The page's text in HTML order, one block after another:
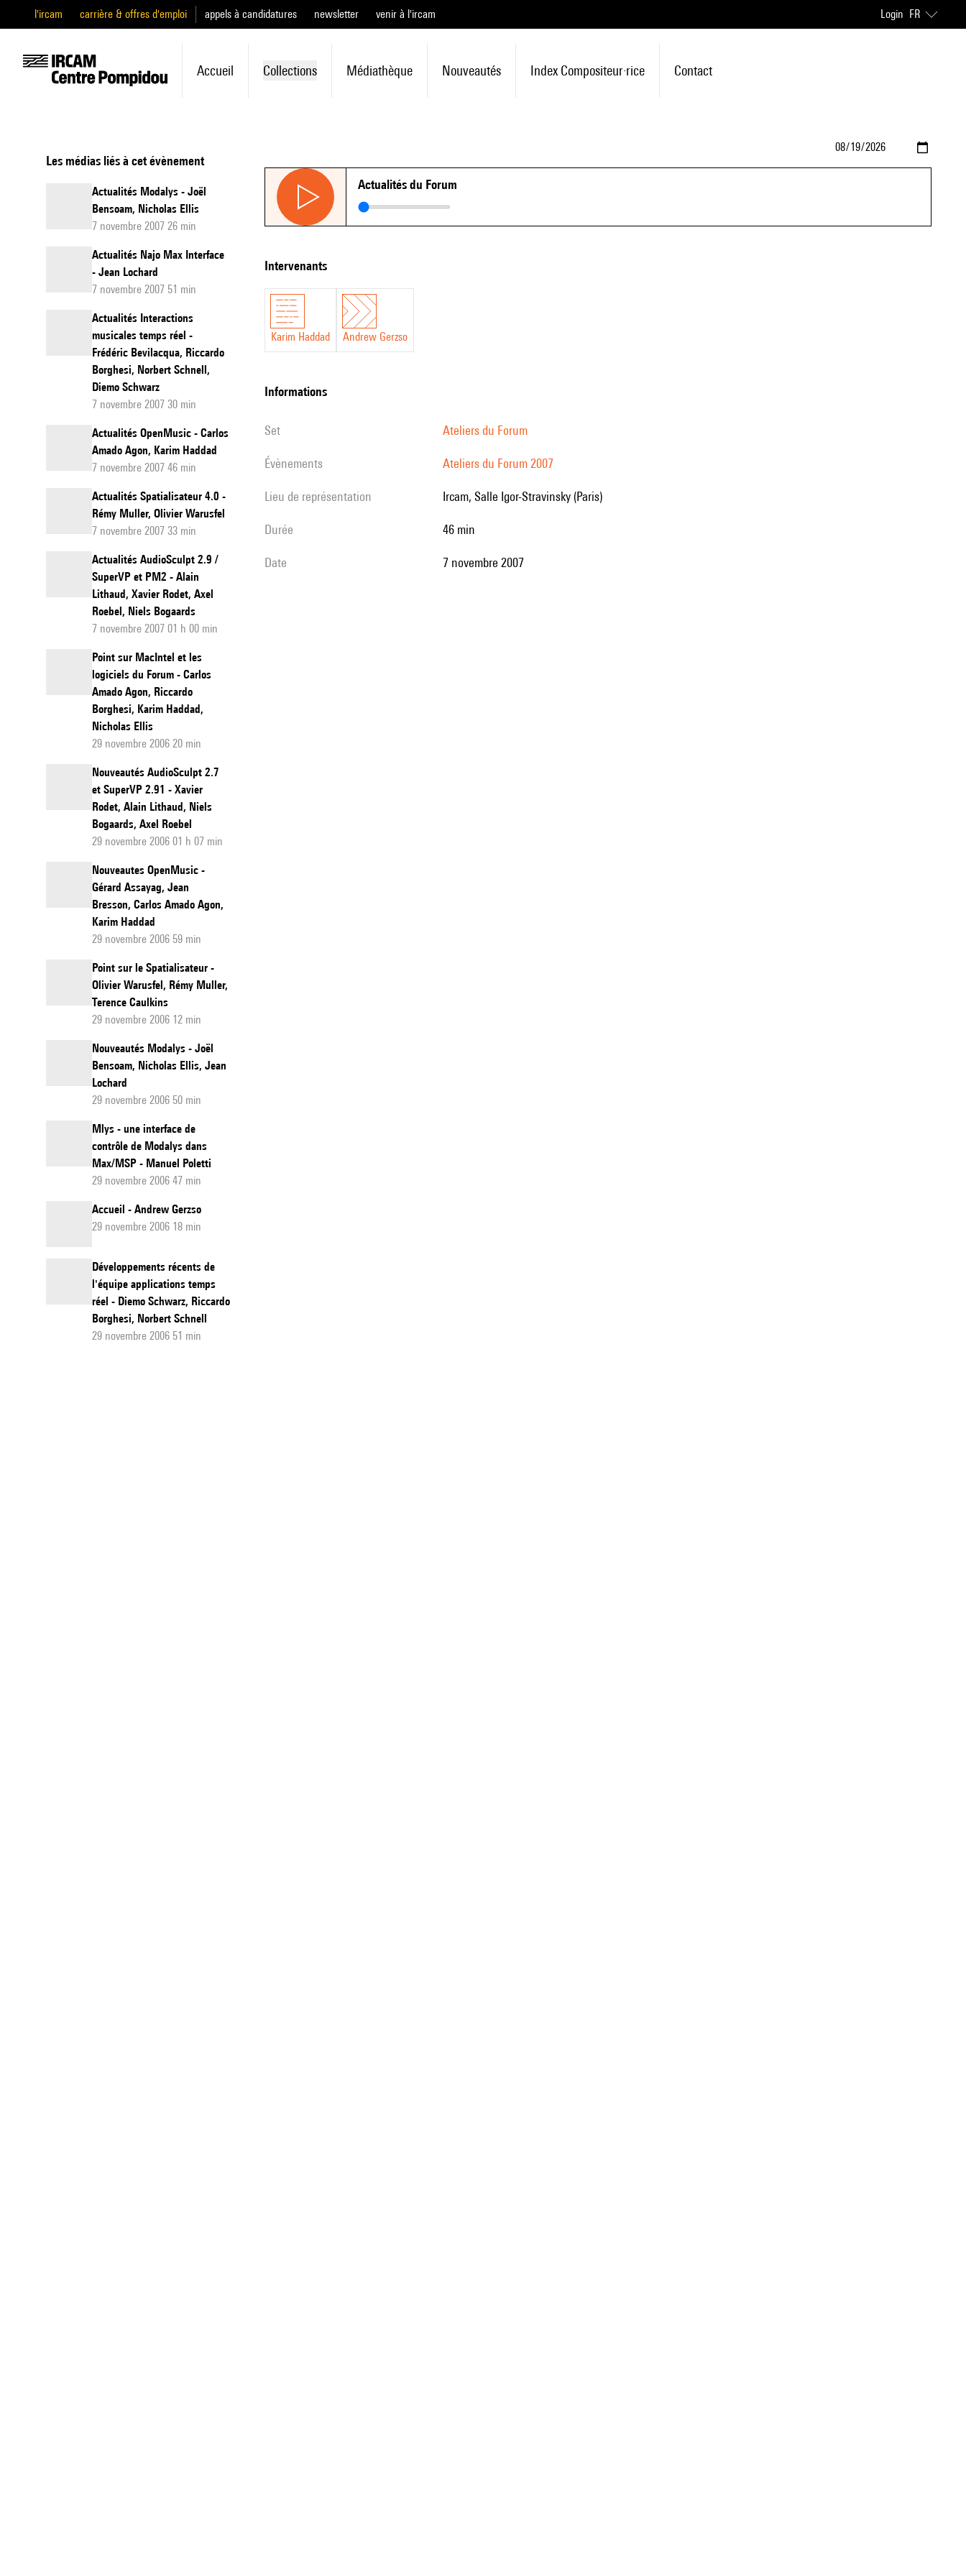
l'ircam carrière & offres d'emploi appels à candidatures newsletter venir à l'ircam Login FR
Accueil Collections Médiathèque Nouveautés Index Compositeur·rice Contact
Les médias liés à cet évènement
Actualités Modalys - Joël
Bensoam, Nicholas Ellis
7 novembre 2007 26 min
Actualités Najo Max Interface
- Jean Lochard
7 novembre 2007 51 min
Actualités Interactions
musicales temps réel -
Frédéric Bevilacqua, Riccardo
Borghesi, Norbert Schnell,
Diemo Schwarz
7 novembre 2007 30 min
Actualités OpenMusic - Carlos
Amado Agon, Karim Haddad
7 novembre 2007 46 min
Actualités Spatialisateur 4.0 -
Rémy Muller, Olivier Warusfel
7 novembre 2007 33 min
Actualités AudioSculpt 2.9 /
SuperVP et PM2 - Alain
Lithaud, Xavier Rodet, Axel
Roebel, Niels Bogaards
7 novembre 2007 01 h 00 min
Point sur MacIntel et les
logiciels du Forum - Carlos
Amado Agon, Riccardo
Borghesi, Karim Haddad,
Nicholas Ellis
29 novembre 2006 20 min
Nouveautés AudioSculpt 2.7
et SuperVP 2.91 - Xavier
Rodet, Alain Lithaud, Niels
Bogaards, Axel Roebel
29 novembre 2006 01 h 07 min
Nouveautes OpenMusic -
Gérard Assayag, Jean
Bresson, Carlos Amado Agon,
Karim Haddad
29 novembre 2006 59 min
Point sur le Spatialisateur -
Olivier Warusfel, Rémy Muller,
Terence Caulkins
29 novembre 2006 12 min
Nouveautés Modalys - Joël
Bensoam, Nicholas Ellis, Jean
Lochard
29 novembre 2006 50 min
Mlys - une interface de
contrôle de Modalys dans
Max/MSP - Manuel Poletti
29 novembre 2006 47 min
Accueil - Andrew Gerzso
29 novembre 2006 18 min
Développements récents de
l'équipe applications temps
réel - Diemo Schwarz, Riccardo
Borghesi, Norbert Schnell
29 novembre 2006 51 min
Actualités du Forum
intervenants
Karim Haddad Andrew Gerzso
informations
set Ateliers du Forum
évènements Ateliers du Forum 2007
Lieu de représentation Ircam, Salle Igor-Stravinsky (Paris)
durée 46 min
date 7 novembre 2007